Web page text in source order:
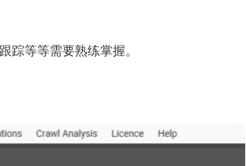
踪等等需要熟练掌握。